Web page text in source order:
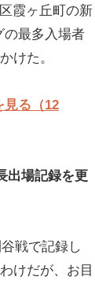
霞ヶ丘町の新
の最多入場者
けた。
見る（12
出場記録を更
戦で記録し
けだが、お目